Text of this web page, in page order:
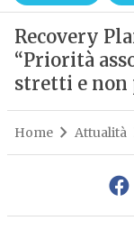
Recovery
“Priorità
stretti e non
Home Attualità